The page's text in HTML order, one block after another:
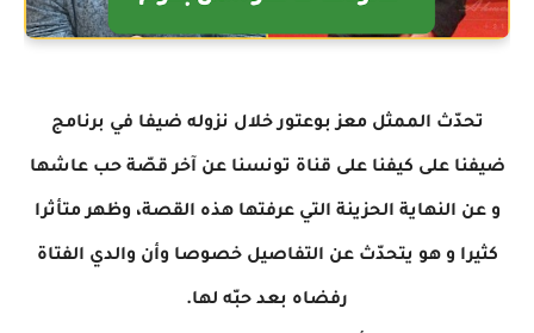
تحدّث الممثل معز بوعتور خلال نزوله ضيفا في برنامج
ضيفنا على كيفنا على قناة تونسنا عن آخر قصّة حب عاشها
و عن النهاية الحزينة التي عرفتها هذه القصة، وظهر متأثرا
كثيرا و هو يتحدّث عن التفاصيل خصوصا وأن والدي الفتاة
رفضاه بعد حبّه لها.